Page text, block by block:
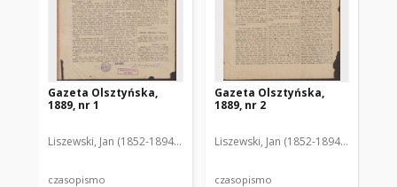
Gazeta Olsztyńska,
1889, nr 1
Liszewski, Jan (1852-1894). Red.
czasopismo
Gazeta Olsztyńska,
1889, nr 2
Liszewski, Jan (1852-1894). Red.
czasopismo